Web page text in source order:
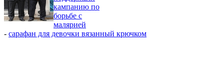
кампанию по
борьбе с
малярией
- сарафан для девочки вязанный крючком